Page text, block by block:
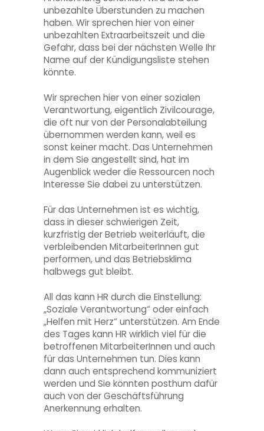
unbezahlte Überstunden zu machen
haben. Wir sprechen hier von einer
unbezahlten Extraarbeitszeit und die
Gefahr, dass bei der nächsten Welle Ihr
Name auf der Kündigungsliste stehen
könnte.
Wir sprechen hier von einer sozialen
Verantwortung, eigentlich Zivilcourage,
die oft nur von der Personalabteilung
übernommen werden kann, weil es
sonst keiner macht. Das Unternehmen
in dem Sie angestellt sind, hat im
Augenblick weder die Ressourcen noch
Interesse Sie dabei zu unterstützen.
Für das Unternehmen ist es wichtig,
dass in dieser schwierigen Zeit,
kurzfristig der Betrieb weiterläuft, die
verbleibenden MitarbeiterInnen gut
performen, und das Betriebsklima
halbwegs gut bleibt.
All das kann HR durch die Einstellung:
„Soziale Verantwortung“ oder einfach
„Helfen mit Herz“ unterstützen. Am Ende
des Tages kann HR wirklich viel für die
betroffenen MitarbeiterInnen und auch
für das Unternehmen tun. Dies kann
dann auch entsprechend kommuniziert
werden und Sie könnten posthum dafür
auch von der Geschäftsführung
Anerkennung erhalten.